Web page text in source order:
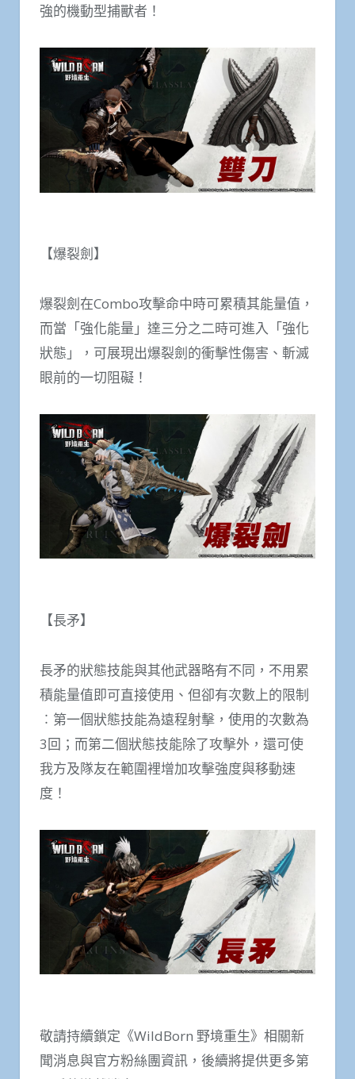
強的機動型捕獸者！
【爆裂劍】
爆裂劍在Combo攻擊命中時可累積其能量值，
而當「強化能量」達三分之二時可進入「強化
狀態」，可展現出爆裂劍的衝擊性傷害、斬滅
眼前的一切阻礙！
【長矛】
長矛的狀態技能與其他武器略有不同，不用累
積能量值即可直接使用、但卻有次數上的限制
︰第一個狀態技能為遠程射擊，使用的次數為
3回；而第二個狀態技能除了攻擊外，還可使
我方及隊友在範圍裡增加攻擊強度與移動速
度！
敬請持續鎖定《WildBorn 野境重生》相關新
聞消息與官方粉絲團資訊，後續將提供更多第